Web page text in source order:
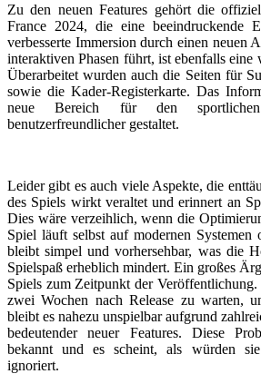
Zu den neuen Features gehört die
France 2024, die eine beeindruckende
verbesserte Immersion durch einen neuen
interaktiven Phasen führt, ist ebenfalls
Überarbeitet wurden auch die Seiten für
sowie die Kader-Registerkarte. Das
neue Bereich für den
benutzerfreundlicher gestaltet.
Leider gibt es auch viele Aspekte, die
des Spiels wirkt veraltet und erinnert an
Dies wäre verzeihlich, wenn die
Spiel läuft selbst auf modernen
bleibt simpel und vorhersehbar, was die
Spielspaß erheblich mindert. Ein großes
Spiels zum Zeitpunkt der
zwei Wochen nach Release zu warten,
bleibt es nahezu unspielbar aufgrund
bedeutender neuer Features. Diese
bekannt und es scheint, als würden
ignoriert.